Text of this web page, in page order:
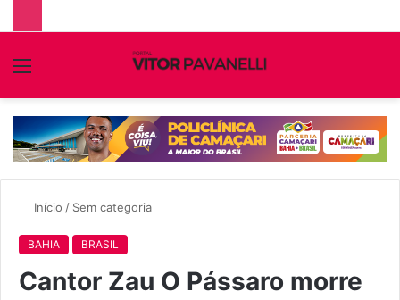
Menu
Início / Sem categoria
BAHIA BRASIL
Cantor Zau O Pássaro morre